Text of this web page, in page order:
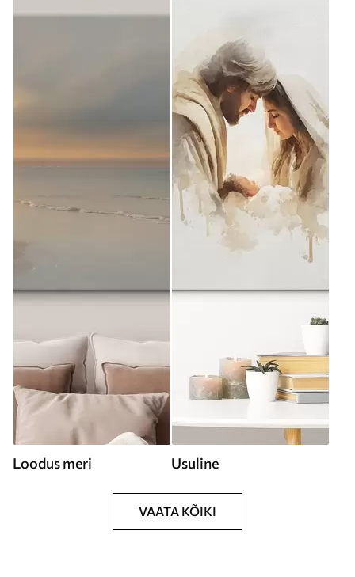
Loodus meri Usuline
VAATA KÕIKI